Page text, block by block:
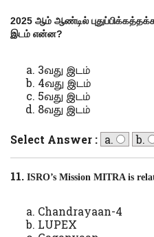
2025 ஆம் ஆண்டில்
இடம் என்ன?
3வது இடம்
4வது இடம்
5வது இடம்
8வது இடம்
Select Answer : a. b.
11.ISRO’s Mission MITRA is
Chandrayaan-4
LUPEX